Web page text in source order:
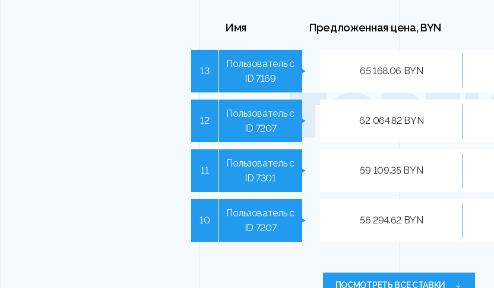
Имя Предложенная цена, BYN
13
Пользователь с
ID 7169
65 168.06 BYN
12
Пользователь с
ID 7207
62 064.82 BYN
11
Пользователь с
ID 7301
59 109.35 BYN
10
Пользователь с
ID 7207
56 294.62 BYN
ПОСМОТРЕТЬ ВСЕ СТАВКИ